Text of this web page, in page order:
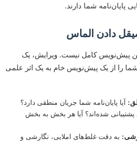
شما دارند.
دادن الماس
کامل نیست. ویرایش، یک
از یک پیش‌نویس خام به یک اثر علمی
پایان‌نامه شما جریان منطقی دارد؟
شده‌اند؟ آیا هر بخش به بخش
به دقت غلط‌های املایی، نگارشی و